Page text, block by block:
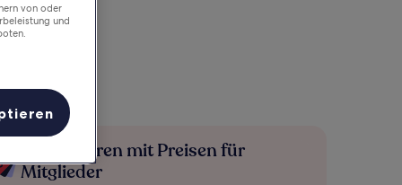
Mehr sparen mit Preisen für
Mitglieder
von oder
und